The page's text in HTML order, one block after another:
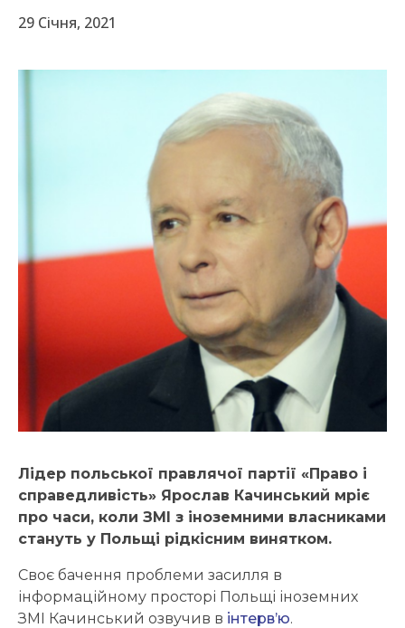
29 Січня, 2021
Лідер польської правлячої партії «Право і
справедливість» Ярослав Качинський мріє
про часи, коли ЗМІ з іноземними власниками
стануть у Польщі рідкісним винятком.
Своє бачення проблеми засилля в
інформаційному просторі Польщі іноземних
ЗМІ Качинський озвучив в інтерв’ю.